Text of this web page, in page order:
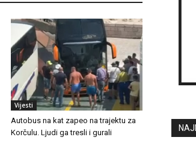
Vijesti
Autobus na kat zapeo na trajektu za
Korčulu. Ljudi ga tresli i gurali